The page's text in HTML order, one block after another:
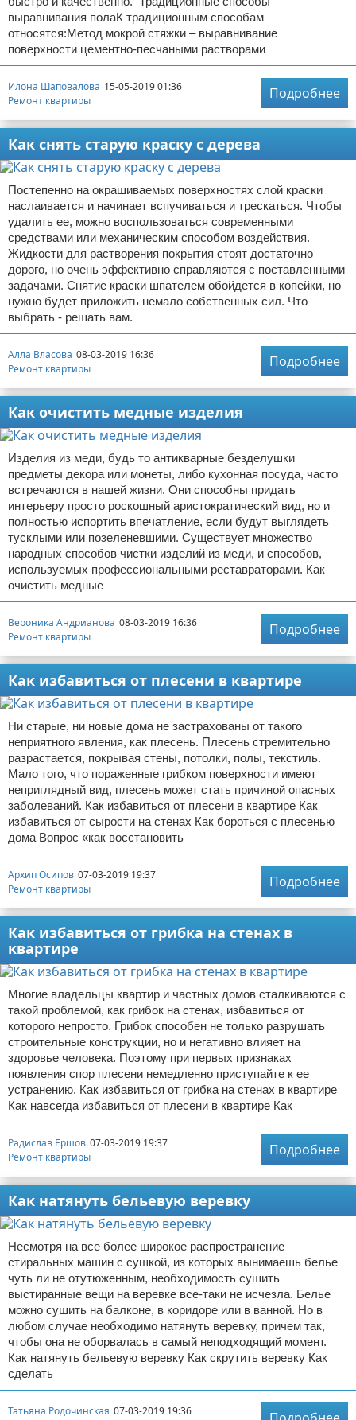
выравнивания полаК традиционным способам
относятся:Метод мокрой стяжки – выравнивание
поверхности цементно-песчаными растворами
Илона Шаповалова 15-05-2019 01:36
Ремонт квартиры
Подробнее
Как снять старую краску с дерева
Постепенно на окрашиваемых поверхностях слой краски
наслаивается и начинает вспучиваться и трескаться. Чтобы
удалить ее, можно воспользоваться современными
средствами или механическим способом воздействия.
Жидкости для растворения покрытия стоят достаточно
дорого, но очень эффективно справляются с поставленными
задачами. Снятие краски шпателем обойдется в копейки, но
нужно будет приложить немало собственных сил. Что
выбрать - решать вам.
Алла Власова 08-03-2019 16:36
Ремонт квартиры
Подробнее
Как очистить медные изделия
Изделия из меди, будь то антикварные безделушки
предметы декора или монеты, либо кухонная посуда, часто
встречаются в нашей жизни. Они способны придать
интерьеру просто роскошный аристократический вид, но и
полностью испортить впечатление, если будут выглядеть
тусклыми или позеленевшими. Существует множество
народных способов чистки изделий из меди, и способов,
используемых профессиональными реставраторами. Как
очистить медные
Вероника Андрианова 08-03-2019 16:36
Ремонт квартиры
Подробнее
Как избавиться от плесени в квартире
Ни старые, ни новые дома не застрахованы от такого
неприятного явления, как плесень. Плесень стремительно
разрастается, покрывая стены, потолки, полы, текстиль.
Мало того, что пораженные грибком поверхности имеют
неприглядный вид, плесень может стать причиной опасных
заболеваний. Как избавиться от плесени в квартире Как
избавиться от сырости на стенах Как бороться с плесенью
дома Вопрос «как восстановить
Архип Осипов 07-03-2019 19:37
Ремонт квартиры
Подробнее
Как избавиться от грибка на стенах в
квартире
Многие владельцы квартир и частных домов сталкиваются с
такой проблемой, как грибок на стенах, избавиться от
которого непросто. Грибок способен не только разрушать
строительные конструкции, но и негативно влияет на
здоровье человека. Поэтому при первых признаках
появления спор плесени немедленно приступайте к ее
устранению. Как избавиться от грибка на стенах в квартире
Как навсегда избавиться от плесени в квартире Как
Радислав Ершов 07-03-2019 19:37
Ремонт квартиры
Подробнее
Как натянуть бельевую веревку
Несмотря на все более широкое распространение
стиральных машин с сушкой, из которых вынимаешь белье
чуть ли не отутюженным, необходимость сушить
выстиранные вещи на веревке все-таки не исчезла. Белье
можно сушить на балконе, в коридоре или в ванной. Но в
любом случае необходимо натянуть веревку, причем так,
чтобы она не оборвалась в самый неподходящий момент.
Как натянуть бельевую веревку Как скрутить веревку Как
сделать
Татьяна Родочинская 07-03-2019 19:36